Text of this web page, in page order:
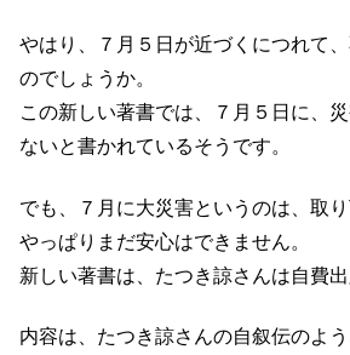
やはり、７月５日が近づくにつれて
のでしょうか。
この新しい著書では、７月５日に、
ないと書かれているそうです。
でも、７月に大災害というのは、取り
やっぱりまだ安心はできません。
新しい著書は、たつき諒さんは自費出
内容は、たつき諒さんの自叙伝のよう